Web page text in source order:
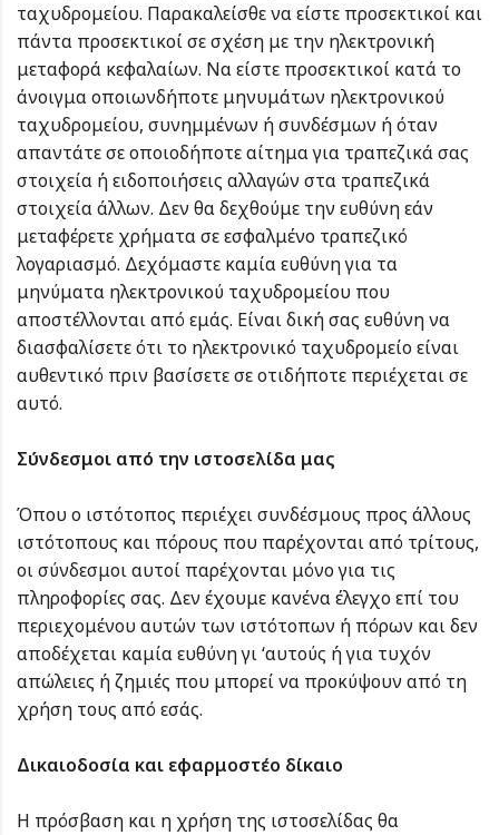
ταχυδρομείου. Παρακαλείσθε να είστε προσεκτικοί και
πάντα προσεκτικοί σε σχέση με την ηλεκτρονική
μεταφορά κεφαλαίων. Να είστε προσεκτικοί κατά το
άνοιγμα οποιωνδήποτε μηνυμάτων ηλεκτρονικού
ταχυδρομείου, συνημμένων ή συνδέσμων ή όταν
απαντάτε σε οποιοδήποτε αίτημα για τραπεζικά σας
στοιχεία ή ειδοποιήσεις αλλαγών στα τραπεζικά
στοιχεία άλλων. Δεν θα δεχθούμε την ευθύνη εάν
μεταφέρετε χρήματα σε εσφαλμένο τραπεζικό
λογαριασμό. Δεχόμαστε καμία ευθύνη για τα
μηνύματα ηλεκτρονικού ταχυδρομείου που
αποστέλλονται από εμάς. Είναι δική σας ευθύνη να
διασφαλίσετε ότι το ηλεκτρονικό ταχυδρομείο είναι
αυθεντικό πριν βασίσετε σε οτιδήποτε περιέχεται σε
αυτό.
Σύνδεσμοι από την ιστοσελίδα μας
Όπου ο ιστότοπος περιέχει συνδέσμους προς άλλους
ιστότοπους και πόρους που παρέχονται από τρίτους,
οι σύνδεσμοι αυτοί παρέχονται μόνο για τις
πληροφορίες σας. Δεν έχουμε κανένα έλεγχο επί του
περιεχομένου αυτών των ιστότοπων ή πόρων και δεν
αποδέχεται καμία ευθύνη γι ‘αυτούς ή για τυχόν
απώλειες ή ζημιές που μπορεί να προκύψουν από τη
χρήση τους από εσάς.
Δικαιοδοσία και εφαρμοστέο δίκαιο
Η πρόσβαση και η χρήση της ιστοσελίδας θα